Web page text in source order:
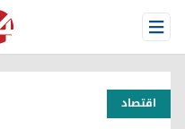
Open Menu
اقتصاد